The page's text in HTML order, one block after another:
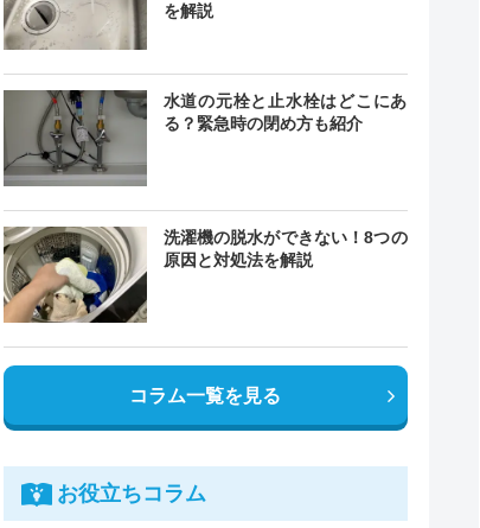
を解説
水道の元栓と止水栓はどこにあ
る？緊急時の閉め方も紹介
洗濯機の脱水ができない！8つの
原因と対処法を解説
コラム一覧を見る
お役立ちコラム